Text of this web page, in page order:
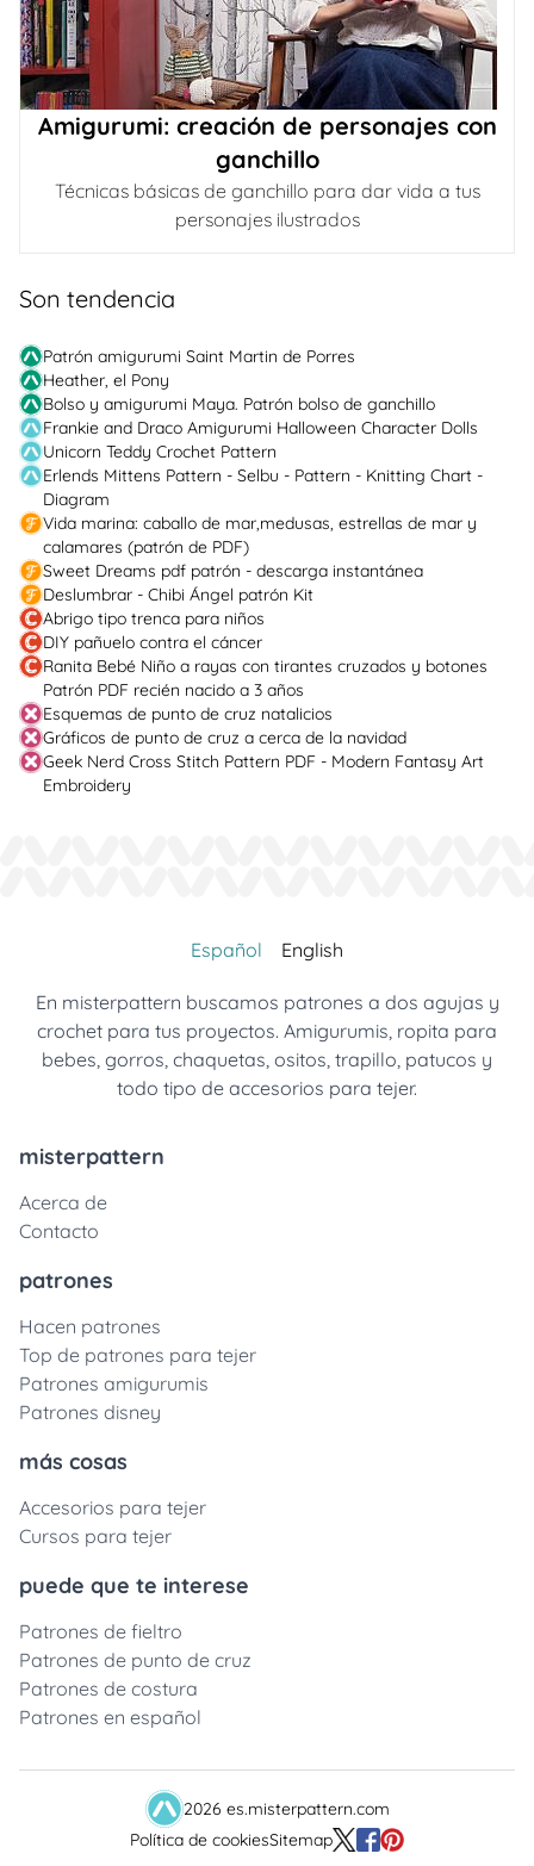
Amigurumi: creación de personajes con
ganchillo
Técnicas básicas de ganchillo para dar vida a tus
personajes ilustrados
Son tendencia
Patrón amigurumi Saint Martin de Porres
Heather, el Pony
Bolso y amigurumi Maya. Patrón bolso de ganchillo
Frankie and Draco Amigurumi Halloween Character Dolls
Unicorn Teddy Crochet Pattern
Erlends Mittens Pattern - Selbu - Pattern - Knitting Chart -
Diagram
Vida marina: caballo de mar,medusas, estrellas de mar y
calamares (patrón de PDF)
Sweet Dreams pdf patrón - descarga instantánea
Deslumbrar - Chibi Ángel patrón Kit
Abrigo tipo trenca para niños
DIY pañuelo contra el cáncer
Ranita Bebé Niño a rayas con tirantes cruzados y botones
Patrón PDF recién nacido a 3 años
Esquemas de punto de cruz natalicios
Gráficos de punto de cruz a cerca de la navidad
Geek Nerd Cross Stitch Pattern PDF - Modern Fantasy Art
Embroidery
Español English
En misterpattern buscamos patrones a dos agujas y
crochet para tus proyectos. Amigurumis, ropita para
bebes, gorros, chaquetas, ositos, trapillo, patucos y
todo tipo de accesorios para tejer.
misterpattern
Acerca de
Contacto
patrones
Hacen patrones
Top de patrones para tejer
Patrones amigurumis
Patrones disney
más cosas
Accesorios para tejer
Cursos para tejer
puede que te interese
Patrones de fieltro
Patrones de punto de cruz
Patrones de costura
Patrones en español
2026 es.misterpattern.com
Política de cookiesSitemap